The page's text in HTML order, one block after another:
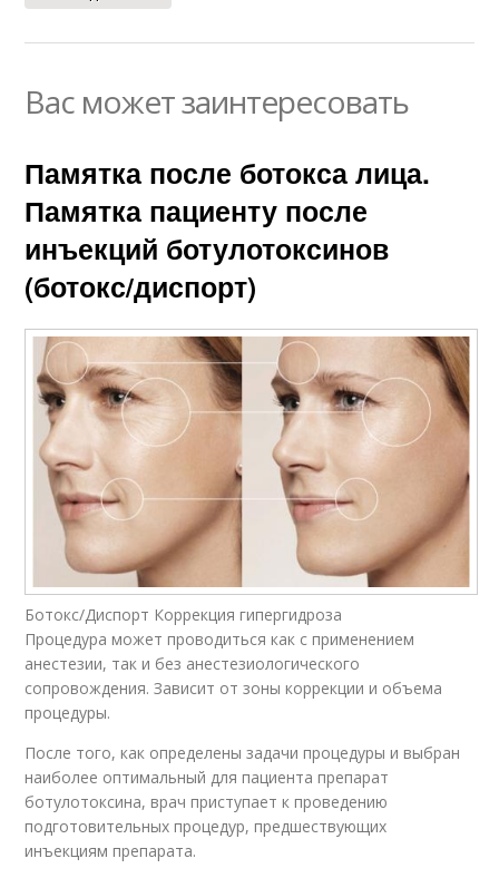
Вас может заинтересовать
Памятка после ботокса лица.
Памятка пациенту после
инъекций ботулотоксинов
(ботокс/диспорт)
Ботокс/Диспорт Коррекция гипергидроза
Процедура может проводиться как с применением
анестезии, так и без анестезиологического
сопровождения. Зависит от зоны коррекции и объема
процедуры.
После того, как определены задачи процедуры и выбран
наиболее оптимальный для пациента препарат
ботулотоксина, врач приступает к проведению
подготовительных процедур, предшествующих
инъекциям препарата.